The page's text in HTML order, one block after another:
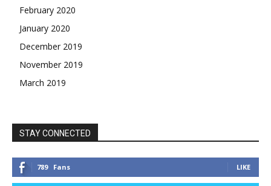
February 2020
January 2020
December 2019
November 2019
March 2019
STAY CONNECTED
789 Fans LIKE